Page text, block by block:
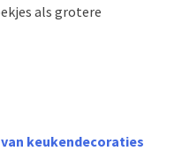
als grotere
keukendecoraties